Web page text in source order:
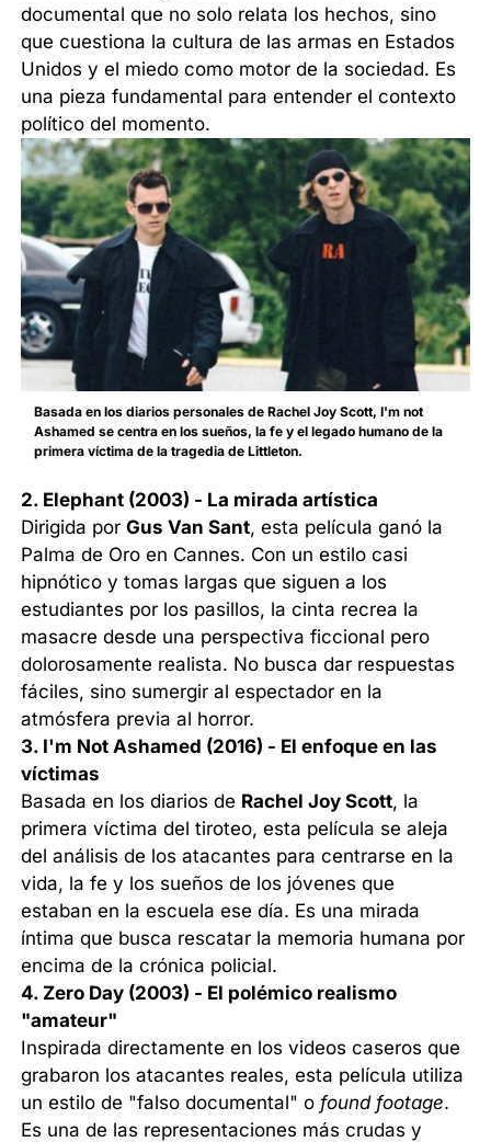
documental que no solo relata los hechos, sino
que cuestiona la cultura de las armas en Estados
Unidos y el miedo como motor de la sociedad. Es
una pieza fundamental para entender el contexto
político del momento.
Basada en los diarios personales de Rachel Joy Scott, I'm not
Ashamed se centra en los sueños, la fe y el legado humano de la
primera víctima de la tragedia de Littleton.
2. Elephant (2003) - La mirada artística
Dirigida porGus Van Sant, esta película ganó la
Palma de Oro en Cannes. Con un estilo casi
hipnótico y tomas largas que siguen a los
estudiantes por los pasillos, la cinta recrea la
masacre desde una perspectiva ficcional pero
dolorosamente realista. No busca dar respuestas
fáciles, sino sumergir al espectador en la
atmósfera previa al horror.
3. I'm Not Ashamed (2016) - El enfoque en las
víctimas
Basada en los diarios de Rachel Joy Scott, la
primera víctima del tiroteo, esta película se aleja
del análisis de los atacantes para centrarse en la
vida, la fe y los sueños de los jóvenes que
estaban en la escuela ese día. Es una mirada
íntima que busca rescatar la memoria humana por
encima de la crónica policial.
4. Zero Day (2003) - El polémico realismo
"amateur"
Inspirada directamente en los videos caseros que
grabaron los atacantes reales, esta película utiliza
un estilo de "falso documental" ofound footage.
Es una de las representaciones más crudas y